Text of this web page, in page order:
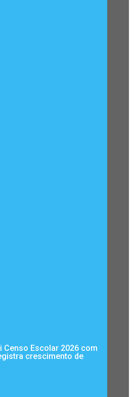
Censo Escolar 2026 com
crescimento de